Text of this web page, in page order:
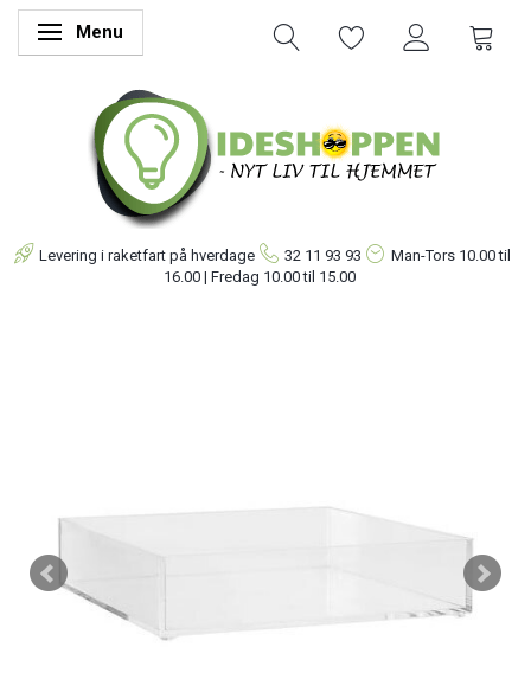
Skifte navigation
Menu
Levering i raketfart på hverdage 32 11 93 93 Man-Tors 10.00 til
16.00 | Fredag 10.00 til 15.00